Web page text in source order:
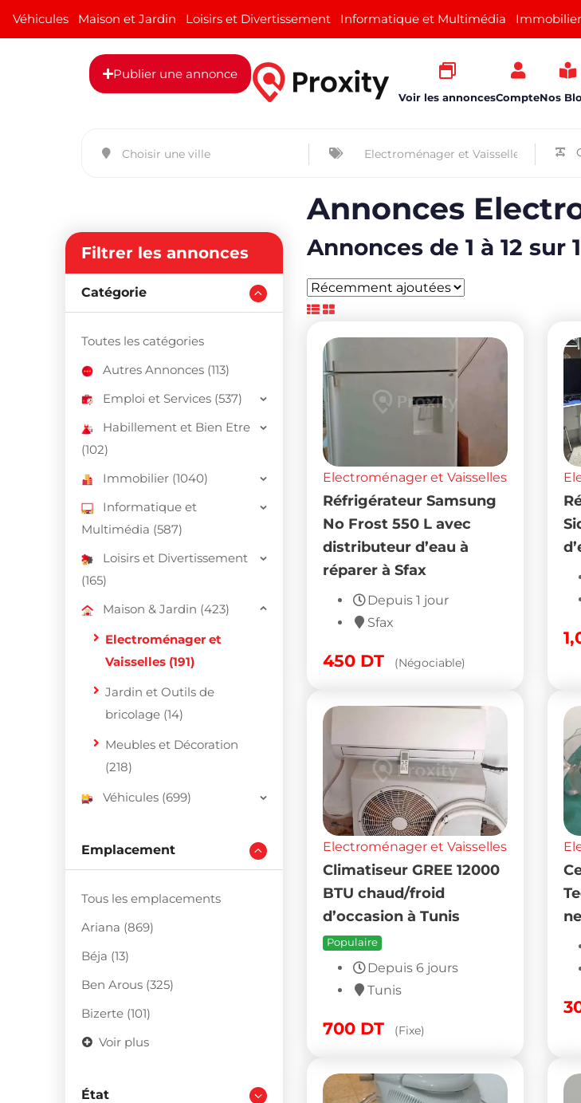
Véhicules Maison et Jardin Loisirs et Divertissement Informatique et Multimédia Immobilier
Publier une annonce
Voir les annoncesCompteNos
Filtrer les annonces
Catégorie
Toutes les catégories
Autres Annonces (113)
Emploi et Services (537)
Habillement et Bien Etre
(102)
Immobilier (1040)
Informatique et
Multimédia (587)
Loisirs et Divertissement
(165)
Maison & Jardin (423)
Electroménager et
Vaisselles (191)
Jardin et Outils de
bricolage (14)
Meubles et Décoration
(218)
Véhicules (699)
Emplacement
Tous les emplacements
Ariana (869)
Béja (13)
Ben Arous (325)
Bizerte (101)
Voir plus
État
Annonces
Annonces de 1 à 12 sur
Electroménager et Vaisselles
Réfrigérateur Samsung
No Frost 550 L avec
distributeur d’eau à
réparer à Sfax
Depuis 1 jour
Sfax
450 DT (Négociable)
Electroménager et Vaisselles
Climatiseur GREE 12000
BTU chaud/froid
d’occasion à Tunis
Populaire
Depuis 6 jours
Tunis
700 DT (Fixe)